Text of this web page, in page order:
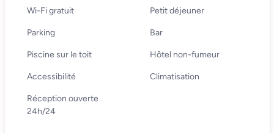
Wi-Fi gratuit Petit déjeuner
Parking Bar
Piscine sur le toit Hôtel non-fumeur
Accessibilité Climatisation
Réception ouverte
24h/24